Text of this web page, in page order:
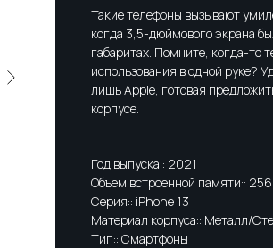
Такие телефоны вызывают
когда 3,5-дюймового экрана
габаритах. Помните, когда-то
использования в одной руке?
лишь Apple, готовая
корпусе.
Год выпуска:: 2021
Объем встроенной памяти::
Серия:: iPhone 13
Материал корпуса:: Металл/
Тип:: Смартфоны